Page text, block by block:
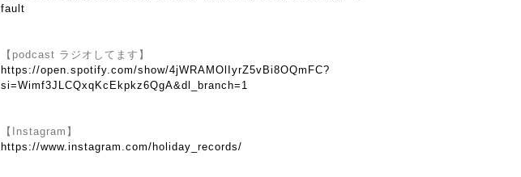
fault
【podcast ラジオしてます】
https://open.spotify.com/show/4jWRAMOlIyrZ5vBi8OQmFC?
si=Wimf3JLCQxqKcEkpkz6QgA&dl_branch=1
【Instagram】
https://www.instagram.com/holiday_records/